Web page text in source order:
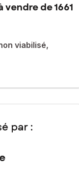
de 1661
viabilisé,
de 1661
ce bien est
:
par :